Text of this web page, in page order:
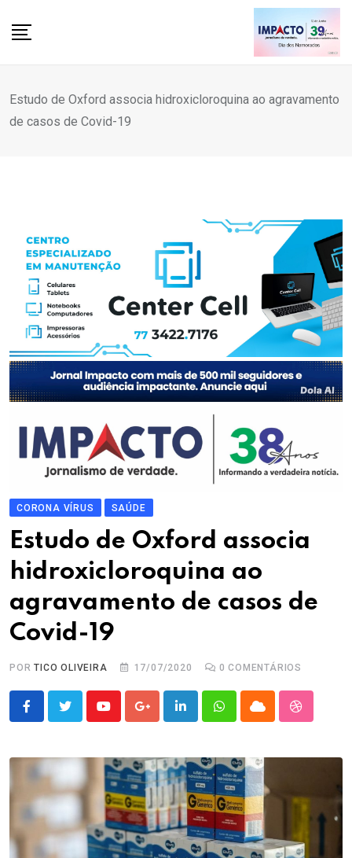
Estudo de Oxford associa hidroxicloroquina ao agravamento
de casos de Covid-19
CORONA VÍRUS SAÚDE
Estudo de Oxford associa
hidroxicloroquina ao
agravamento de casos de
Covid-19
PORTICO OLIVEIRA 17/07/2020 0 COMENTÁRIOS
YoutubeGoogle+LinkedInWhatsappCloud